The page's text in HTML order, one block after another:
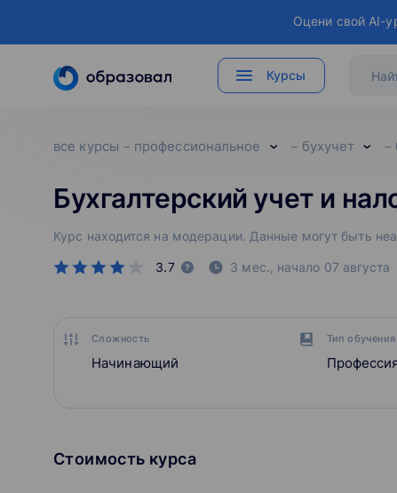
Оцени свой AI-
Курсы
все курсы профессиональное бухучет
Бухгалтерский учет и
Курс находится на модерации. Данные могут быть
3.7 3 мес., начало 07 августа
Сложность
Начинающий
Тип обучения
Стоимость курса